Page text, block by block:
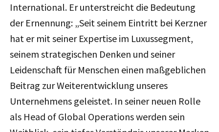
International. Er unterstreicht die Bedeutung
der Ernennung: „Seit seinem Eintritt bei Kerzner
hat er mit seiner Expertise im Luxussegment,
seinem strategischen Denken und seiner
Leidenschaft für Menschen einen maßgeblichen
Beitrag zur Weiterentwicklung unseres
Unternehmens geleistet. In seiner neuen Rolle
als Head of Global Operations werden sein